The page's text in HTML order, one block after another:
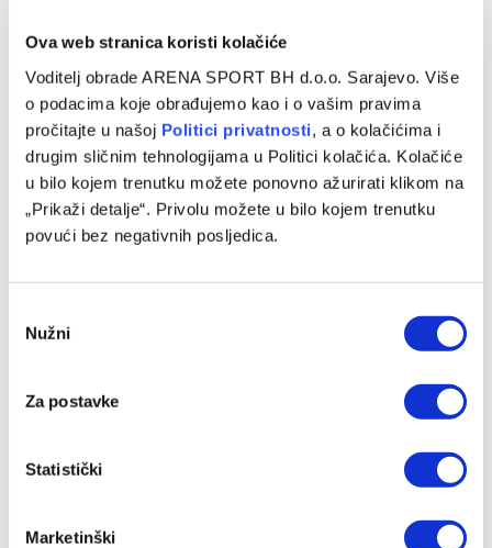
Ova web stranica koristi kolačiće
Voditelj obrade ARENA SPORT BH d.o.o. Sarajevo. Više
o podacima koje obrađujemo kao i o vašim pravima
pročitajte u našoj Politici privatnosti, a o kolačićima i
drugim sličnim tehnologijama u Politici kolačića. Kolačiće
u bilo kojem trenutku možete ponovno ažurirati klikom na
„Prikaži detalje“. Privolu možete u bilo kojem trenutku
povući bez negativnih posljedica.
Selection
Nužni
Za postavke
Statistički
Marketinški
Održan izbor ‘Kristalnih 11’, Guliashvili proglašen
za najboljeg igrača WWin lige BiH
26/05/2025
Sindikat profesionalnih fudbalera u Bosni i Hercegovini
(SPFBiH) održao je osmu manifestaciju ‘Kristalnih 11’ na
kojoj su nagrađeni najbolji akteri…